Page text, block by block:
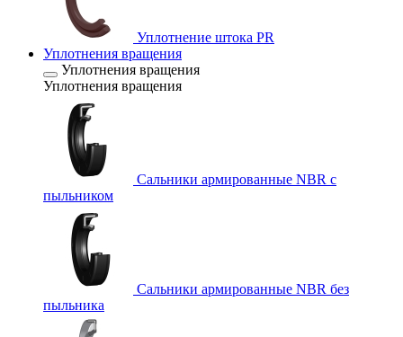
Уплотнение штока PR
Уплотнения вращения
Уплотнения вращения
Уплотнения вращения
Сальники армированные NBR с
пыльником
Сальники армированные NBR без
пыльника